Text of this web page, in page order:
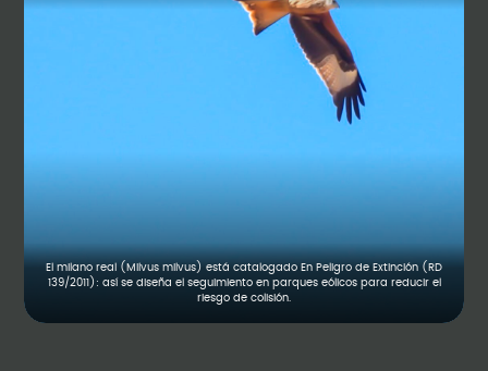
El milano real (Milvus milvus) está catalogado En Peligro de Extinción (RD
139/2011): así se diseña el seguimiento en parques eólicos para reducir el
riesgo de colisión.